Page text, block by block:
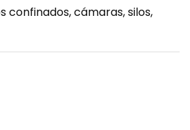
confinados, cámaras, silos,